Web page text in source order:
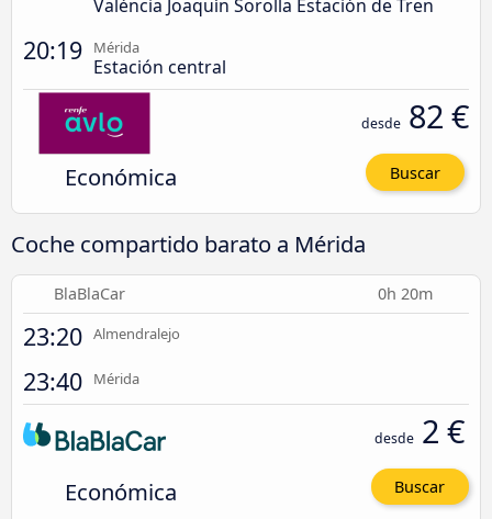
València Joaquín Sorolla Estación de Tren
20:19 Mérida
Estación central
Económica
desde 82 €
Buscar
Coche compartido barato a Mérida
BlaBlaCar 0h 20m
23:20 Almendralejo
23:40 Mérida
Económica
desde 2 €
Buscar